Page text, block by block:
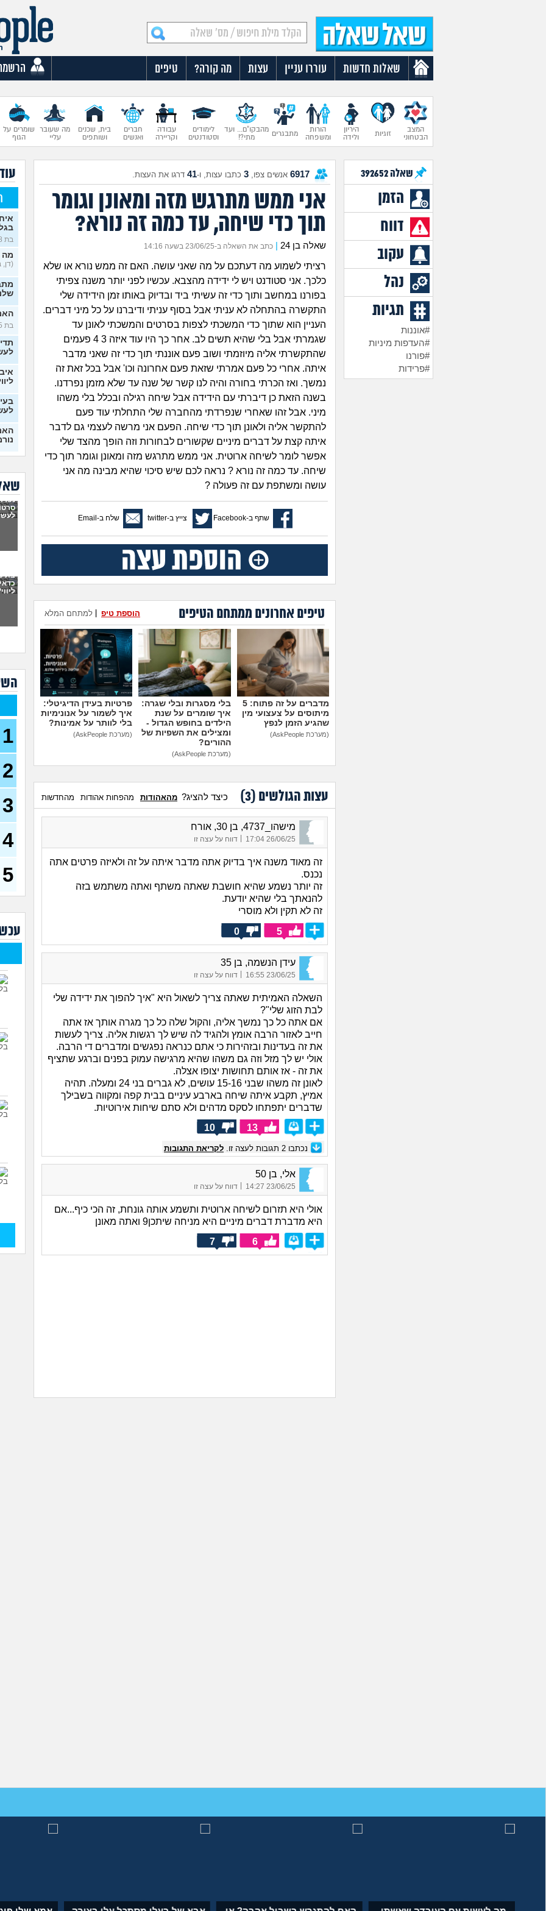
שאלות חדשות עוררו עניין עצות מה קורה? טיפים
המצב
הבטחוני
זוגיות
היריון
ולידה
הורות
ומשפחה
מתבגרים
מהבקו"ם... ועד
מתי?!
לימודים
וסטודנטים
עבודה
וקריירה
חברים
ואנשים
בית, שכנים
ושותפים
מה שעובר
עליי
שומרים על
הגוף
שאלה392652
הזמן
דווח
עקוב
נהל
תגיות
#אוננות
#העדפות מיניות
#פורנו
#פרידות
6917 אנשים צפו, 3 כתבו עצות, ו-41 דרגו את העצות.
אני ממש מתרגש מזה ומאונן וגומר
תוך כדי שיחה, עד כמה זה נורא?
שאלה בן 24 כתב את השאלה ב-23/06/25 בשעה 14:16
רציתי לשמוע מה דעתכם על מה שאני עושה. האם זה ממש נורא או שלא
כלכך. אני סטודנט ויש לי ידידה מהצבא. עכשיו לפני יותר משנה צפיתי
בפורנו במחשב ותוך כדי זה עשיתי ביד ובדיוק באותו זמן הידידה שלי
התקשרה בהתחלה לא עניתי אבל בסוף עניתי ודיברנו על כל מיני דברים.
העניין הוא שתוך כדי המשכתי לצפות בסרטים והמשכתי לאונן עד
שגמרתי אבל בלי שהיא תשים לב. אחר כך היו עוד איזה 3 4 פעמים
שהתקשרתי אליה מיוזמתי ושוב פעם אוננתי תוך כדי זה שאני מדבר
איתה. אחרי כל פעם אמרתי שזאת פעם אחרונה וכו' אבל בכל זאת זה
נמשך. ואז הכרתי בחורה והיה לנו קשר של שנה עד שלא מזמן נפרדנו.
בשנה הזאת כן דיברתי עם הידידה אבל שיחה רגילה ובכלל בלי משהו
מיני. אבל זהו שאחרי שנפרדתי מהחברה שלי התחלתי עוד פעם
להתקשר אליה ולאונן תוך כדי שיחה. הפעם אני מרשה לעצמי גם לדבר
איתה קצת על דברים מיניים שקשורים לבחורות וזה הופך מהצד שלי
אפשר לומר לשיחה ארוטית. אני ממש מתרגש מזה ומאונן וגומר תוך כדי
שיחה. עד כמה זה נורא ? נראה לכם שיש סיכוי שהיא מבינה מה אני
עושה ומשתפת עם זה פעולה ?
שתף ב-Facebook צייץ ב-twitter שלח ב-Email
טיפים אחרונים ממתחם הטיפים למתחם המלא הוספת טיפ
מדברים על זה פתוח: 5
מיתוסים על צעצועי מין
שהגיע הזמן לנפץ
(מערכת AskPeople)
בלי מסגרות ובלי שגרה:
איך שומרים על שנת
הילדים בחופש הגדול -
ומצילים את השפיות של
ההורים?
(מערכת AskPeople)
פרטיות בעידן הדיגיטלי:
איך לשמור על אנונימיות
בלי לוותר על אמינות?
(מערכת AskPeople)
עצות הגולשים (3
) כיצד להציג? מהאהודות מהפחות אהודות מהחדשות
מישהו_4737, בן 30, אורח
26/06/25 17:04 דווח על עצה זו
זה מאוד משנה איך בדיוק אתה מדבר איתה על זה ולאיזה פרטים אתה
נכנס.
זה יותר נשמע שהיא חושבת שאתה משתף ואתה משתמש בזה
להנאתך בלי שהיא יודעת.
זה לא תקין ולא מוסרי
5
0
עידן הנשמה, בן 35
23/06/25 16:55
| דווח על עצה זו
השאלה האמיתית שאתה צריך לשאול היא "איך להפוך את ידידה שלי
לבת הזוג שלי"?
אם אתה כל כך נמשך אליה, והקול שלה כל כך מגרה אותך אז אתה
חייב לאזור הרבה אומץ ולהגיד לה שיש לך רגשות אליה. צריך לעשות
את זה בעדינות ובזהירות כי אתם כנראה נפגשים ומדברים די הרבה.
אולי יש לך מזל וזה גם משהו שהיא מרגישה עמוק בפנים וברגע שתציף
את זה - אז אותם תחושות יצופו אצלה.
לאונן זה משהו שבני 15-16 עושים, לא גברים בני 24 ומעלה. תהיה
אמיץ, תקבע איתה שיחה בארבע עיניים בבית קפה ומקווה בשבילך
שדברים יתפתחו לסקס מדהים ולא סתם שיחות אירוטיות.
13
10
נכתבו 2 תגובות לעצה זו. לקריאת התגובות
אלי, בן 50
23/06/25 14:27 דווח על עצה זו
אולי היא תזרום לשיחה ארוטית ותשמע אותה גונחת, זה הכי כיף...אם
היא מדברת דברים מיניים היא מניחה שיתכן9 ואתה מאונן
6
7
בת 18)
מה
(דן, בן
בת 25)
ליווי
6
לא
מה
30)
עם
אח
1
2
3
4
5